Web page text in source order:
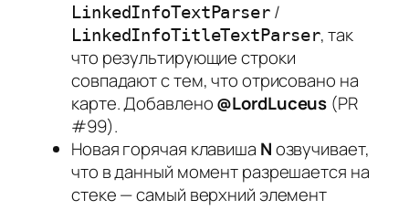
LinkedInfoTextParser /
LinkedInfoTitleTextParser, так
что результирующие строки
совпадают с тем, что отрисовано на
карте. Добавлено@LordLuceus (PR
#99).
Новая горячая клавиша Nозвучивает,
что в данный момент разрешается на
стеке — самый верхний элемент